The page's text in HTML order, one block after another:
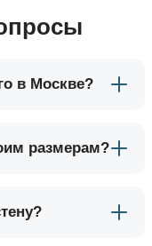
в Москве?
размерам?